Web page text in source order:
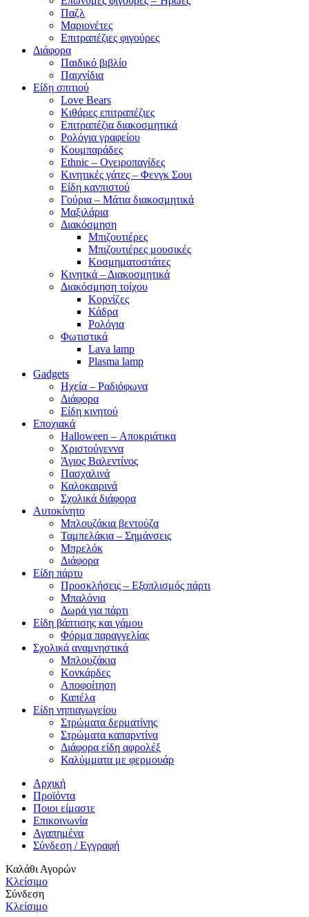
Παζλ
Μαριονέτες
Επιτραπέζιες φιγούρες
Διάφορα
Παιδικό βιβλίο
Παιχνίδια
Είδη σπιτιού
Love Bears
Κιθάρες επιτραπέζιες
Επιτραπέζια διακοσμητικά
Ρολόγια γραφείου
Κουμπαράδες
Ethnic – Ονειροπαγίδες
Κινητικές γάτες – Φενγκ Σουι
Είδη κανπιστού
Γούρια – Μάτια διακοσμητικά
Μαξιλάρια
Διακόσμηση
Μπιζουτιέρες
Μπιζουτιέρες μουσικές
Κοσμηματοστάτες
Κινητκά – Διακοσμητικά
Διακόσμηση τοίχου
Κορνίζες
Κάδρα
Ρολόγια
Φωτιστικά
Lava lamp
Plasma lamp
Gadgets
Ηχεία – Ραδιόφωνα
Διάφορα
Είδη κινητού
Εποχιακά
Halloween – Αποκριάτικα
Χριστούγεννα
Άγιος Βαλεντίνος
Πασχαλινά
Καλοκαιρινά
Σχολικά διάφορα
Αυτοκίνητο
Μπλουζάκια βεντούζα
Ταμπελάκια – Σημάνσεις
Μπρελόκ
Διάφορα
Είδη πάρτυ
Προσκλήσεις – Εξοπλισμός πάρτι
Μπαλόνια
Δωρά για πάρτι
Είδη βάπτισης και γάμου
Φόρμα παραγγελίας
Σχολικά αναμνηστικά
Μπλουζάκια
Κονκάρδες
Αποφοίτηση
Καπέλα
Είδη νηπιαγωγείου
Στρώματα δερματίνης
Στρώματα καπαρντίνα
Διάφορα είδη αφρολέξ
Καλύμματα με φερμουάρ
Αρχική
Προϊόντα
Ποιοι είμαστε
Επικοινωνία
Αγαπημένα
Σύνδεση / Εγγραφή
Καλάθι Αγορών
Κλείσιμο
Σύνδεση
Κλείσιμο